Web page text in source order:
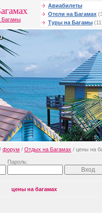
Багамы
Авиабилеты
Отели на Багамах
Туры на Багамы
/ форум / Отдых на Багамах / цены на
Пароль:
цены на багамах